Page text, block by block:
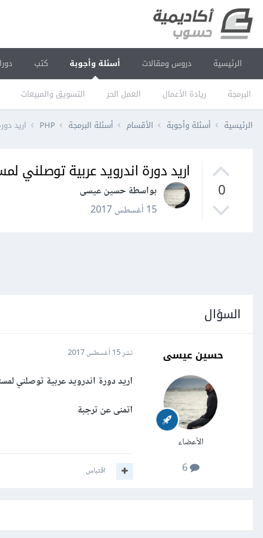
الرئيسية دروس ومقالات أسئلة وأجوبة
البرمجة ريادة الأعمال العمل الحر التسويق والمبيعات
كتب
الرئيسية أسئلة وأجوبة الأقسام أسئلة البرمجة PHP اريد
0
اريد دورة اندرويد عربية توصلني
بواسطة حسين عيسى
15 أغسطس 2017
السؤال
حسين عيسى
الأعضاء
6
نشر15 أغسطس 2017
اريد دورة اندرويد عربية توصلني
اتمنى عن ترجبة
اقتباس